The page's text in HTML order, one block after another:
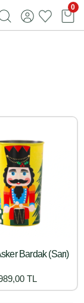
0
Bardak (Sarı)
TL